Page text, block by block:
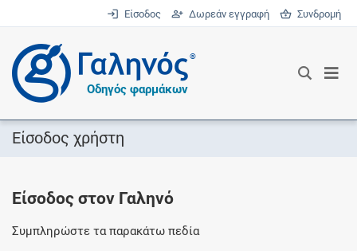
Είσοδος Δωρεάν εγγραφή Συνδρομή
®
Οδηγός φαρμάκων
Είσοδος χρήστη
Είσοδος στον Γαληνό
Συμπληρώστε τα παρακάτω πεδία